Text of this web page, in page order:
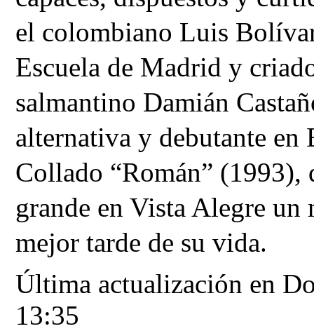
el colombiano Luis
Escuela de Madrid y
salmantino Damián
alternativa y debutante
Collado “Román” (1993),
grande en Vista Alegre
mejor tarde de su vida.
Última actualización en
13:35